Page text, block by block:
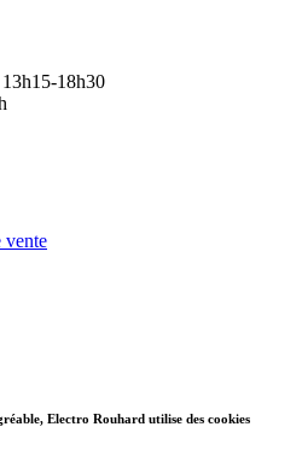
18h30
vente
Electro Rouhard utilise des cookies